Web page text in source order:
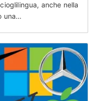
anche nella
una…